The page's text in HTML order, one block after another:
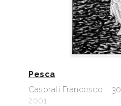
Pesca
Casorati Francesco - 30
2001